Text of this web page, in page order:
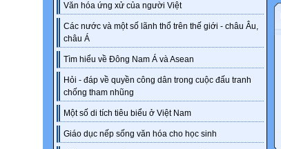
Văn hóa ứng xử của người Việt
Các nước và một số lãnh thổ trên thế giới - châu Âu,
châu Á
Tìm hiểu về Đông Nam Á và Asean
Hỏi - đáp về quyền công dân trong cuộc đấu tranh
chống tham nhũng
Một số di tích tiêu biểu ở Việt Nam
Giáo dục nếp sống văn hóa cho học sinh